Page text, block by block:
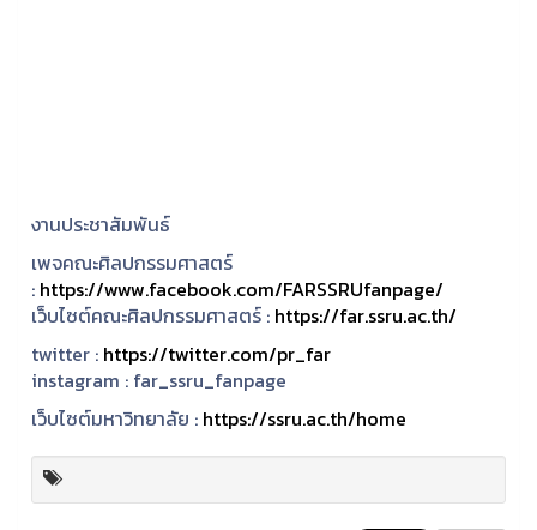
งานประชาสัมพันธ์
เพจคณะศิลปกรรมศาสตร์
: https://www.facebook.com/FARSSRUfanpage/
เว็บไซต์คณะศิลปกรรมศาสตร์ : https://far.ssru.ac.th/
twitter : https://twitter.com/pr_far
instagram : far_ssru_fanpage
เว็บไซต์มหาวิทยาลัย : https://ssru.ac.th/home